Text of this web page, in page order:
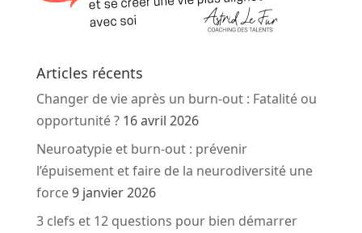
Articles récents
Changer de vie après un burn-out : Fatalité ou
opportunité ? 16 avril 2026
Neuroatypie et burn-out : prévenir
l’épuisement et faire de la neurodiversité une
force9 janvier 2026
3 clefs et 12 questions pour bien démarrer